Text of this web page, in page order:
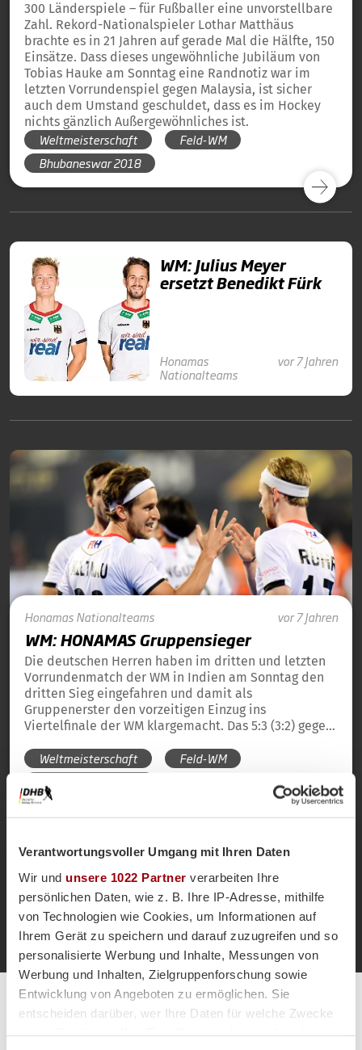
Verantwortungsvoller Umgang mit Ihren Daten
Wir und unsere 1022 Partner verarbeiten Ihre
persönlichen Daten, wie z. B. Ihre IP-Adresse, mithilfe
von Technologien wie Cookies, um Informationen auf
Ihrem Gerät zu speichern und darauf zuzugreifen und so
personalisierte Werbung und Inhalte, Messungen von
Werbung und Inhalten, Zielgruppenforschung sowie
Entwicklung von Angeboten zu ermöglichen. Sie
entscheiden darüber, wer Ihre Daten für welche Zwecke
300 Länderspiele – für Fußballer eine unvorstellbare
Zahl. Rekord-Nationalspieler Lothar Matthäus
brachte es in 21 Jahren auf gerade Mal die Hälfte, 150
Einsätze. Dass dieses ungewöhnliche Jubiläum von
Tobias Hauke am Sonntag eine Randnotiz war im
letzten Vorrundenspiel gegen Malaysia, ist sicher
auch dem Umstand geschuldet, dass es im Hockey
nichts gänzlich Außergewöhnliches ist.
Weltmeisterschaft
Feld-WM
Bhubaneswar 2018
WM: Julius Meyer
ersetzt Benedikt Fürk
Honamas
Nationalteams
vor 7 Jahren
HonamasNationalteams vor 7 Jahren
WM: HONAMAS Gruppensieger
Die deutschen Herren haben im dritten und letzten
Vorrundenmatch der WM in Indien am Sonntag den
dritten Sieg eingefahren und damit als
Gruppenerster den vorzeitigen Einzug ins
Viertelfinale der WM klargemacht. Das 5:3 (3:2) gegen
der HONAMAS geprägt, die verdient 3:0 in Führung
lagen, ehe die Konzentration nachließ und Malaysia
plötzlich an seine Chance glaubte. Zweimal kamen
die Asiaten mit guten Strafecken auf ein Tor heran,
ehe Timm Herzbruch kurz vor Ende mit seinem
im Viertelfinale wird erst in den Cross-Over-Matches
Anfang der Woche ermittelt.
Weltmeisterschaft
Feld-WM
Bhubaneswar 2018
Mehr laden
Alle Spiele unserer Danas und Honamas live und kostenfrei